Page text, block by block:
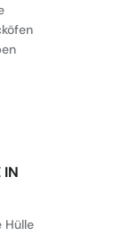
IN
Hülle